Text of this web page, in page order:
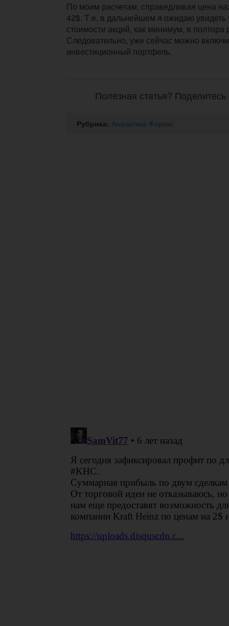
По моим расчетам, справедливая цена
42$. Т.е. в дальнейшем я ожидаю увидеть
стоимости акций, как минимум, в полтора
Следовательно, уже сейчас можно
инвестиционный портфель.
Полезная статья?
Рубрика: Аналитика Форекс